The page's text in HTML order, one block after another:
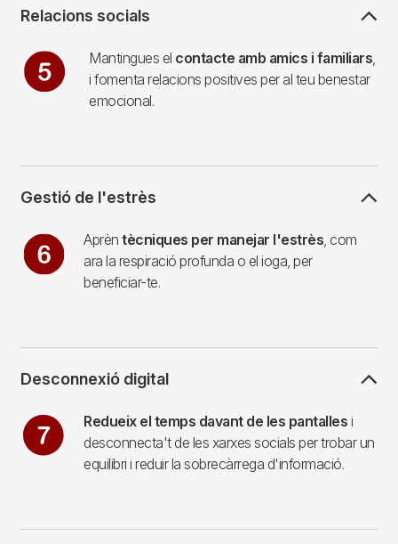
Relacions socials
Imagen Mantingues el contacte amb amics i familiars
i fomenta relacions positives per al teu benestar
emocional.
Gestió de l'estrès
Imagen Aprèn tècniques per manejar l'estrès , com
ara la respiració profunda o el ioga, per
beneficiar-te.
Desconnexió digital
Imagen Redueix el temps davant de les pantalles i
desconnecta't de les xarxes socials per trobar un
equilibri i reduir la sobrecàrrega d'informació.